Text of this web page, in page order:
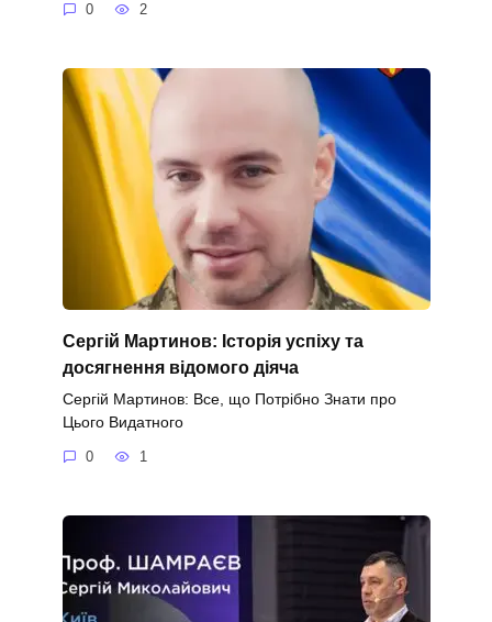
0 2
Сергій Мартинов: Історія успіху та
досягнення відомого діяча
Сергій Мартинов: Все, що Потрібно Знати про
Цього Видатного
0 1